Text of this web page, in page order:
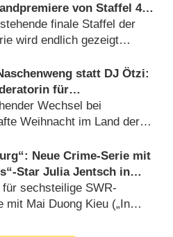
von Staffel 4
der Nacht versteckt
finale Staffel der
wird endlich gezeigt
statt DJ Ötzi:
für
von ORF und BR
Wechsel bei
Weihnacht im Land der
Neue Crime-Serie mit
Star Julia Jentsch in
sechsteilige SWR-
mit Mai Duong Kieu („In